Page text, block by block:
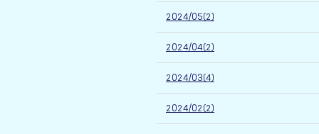
2024/05(2)
2024/04(2)
2024/03(4)
2024/02(2)